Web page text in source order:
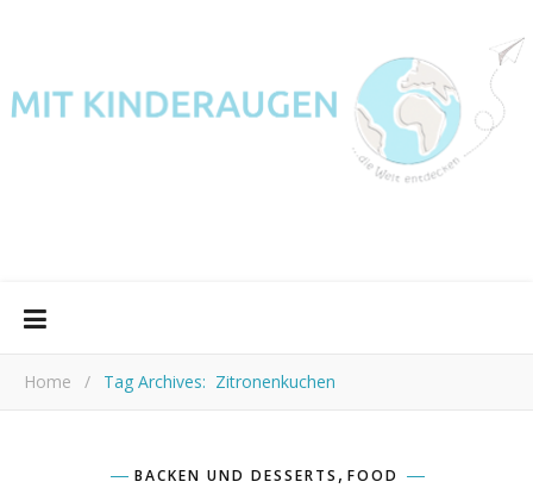
Home / Tag Archives: Zitronenkuchen
BACKEN UND DESSERTS , FOOD